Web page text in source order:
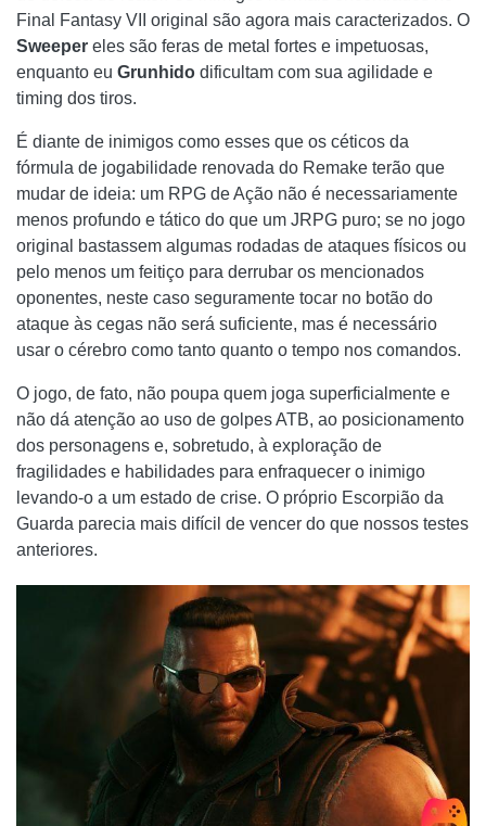
Final Fantasy VII original são agora mais caracterizados. O
Sweeper eles são feras de metal fortes e impetuosas,
enquanto eu Grunhido dificultam com sua agilidade e
timing dos tiros.
É diante de inimigos como esses que os céticos da
fórmula de jogabilidade renovada do Remake terão que
mudar de ideia: um RPG de Ação não é necessariamente
menos profundo e tático do que um JRPG puro; se no jogo
original bastassem algumas rodadas de ataques físicos ou
pelo menos um feitiço para derrubar os mencionados
oponentes, neste caso seguramente tocar no botão do
ataque às cegas não será suficiente, mas é necessário
usar o cérebro como tanto quanto o tempo nos comandos.
O jogo, de fato, não poupa quem joga superficialmente e
não dá atenção ao uso de golpes ATB, ao posicionamento
dos personagens e, sobretudo, à exploração de
fragilidades e habilidades para enfraquecer o inimigo
levando-o a um estado de crise. O próprio Escorpião da
Guarda parecia mais difícil de vencer do que nossos testes
anteriores.